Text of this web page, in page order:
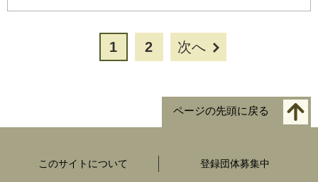
1 2 次へ
ページの先頭に戻る
このサイトについて 登録団体募集中